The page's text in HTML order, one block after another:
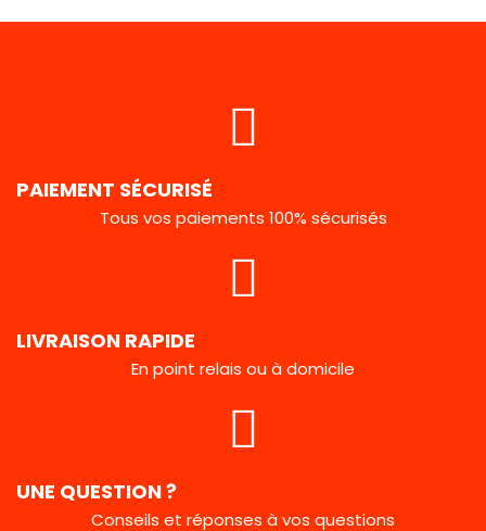
PAIEMENT SÉCURISÉ
Tous vos paiements 100% sécurisés
LIVRAISON RAPIDE
En point relais ou à domicile
UNE QUESTION ?
Conseils et réponses à vos questions